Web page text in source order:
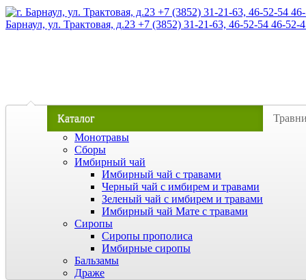
Барнаул, ул. Трактовая, д.23 +7 (3852) 31-21-63, 46-52-54 46-52-
Каталог
Монотравы
Сборы
Имбирный чай
Имбирный чай с травами
Черный чай с имбирем и травами
Зеленый чай с имбирем и травами
Имбирный чай Мате с травами
Сиропы
Сиропы прополиса
Имбирные сиропы
Бальзамы
Драже